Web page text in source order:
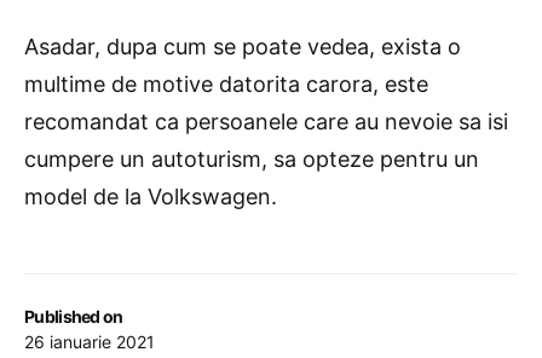
Published on
26 ianuarie 2021
Asadar, dupa cum se poate vedea, exista o
multime de motive datorita carora, este
recomandat ca persoanele care au nevoie sa isi
cumpere un autoturism, sa opteze pentru un
model de la Volkswagen.